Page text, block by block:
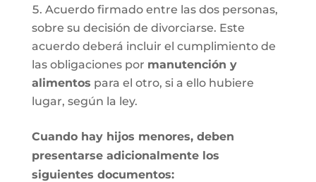
Acuerdo firmado entre las dos personas,
sobre su decisión de divorciarse. Este
acuerdo deberá incluir el cumplimiento de
las obligaciones por manutención y
alimentos para el otro, si a ello hubiere
lugar, según la ley.
Cuando hay hijos menores, deben
presentarse adicionalmente los
siguientes documentos: